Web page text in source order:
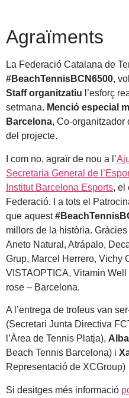
Agraïments
La Federació Catalana de
#BeachTennisBCN6500, vol
Staff organitzatiu l’esforç
setmana. Menció especial
Barcelona, Co-organitzador
del projecte.
I com no, agraïr de nou a l’
Secretaria General de
Institut Barcelona Esports, el
Federació. I a tots el
que aquest
millors de la història.
Aneto Natural, Atrápalo,
Grup, Marcel Herrero, Vichy
VISTAOPTICA, Vitamin
rose – Barcelona.
A l’entrega de trofeus van
(Secretari Junta Directiva
l’Àrea de Tennis Platja), Alba
Beach Tennis Barcelona) i
Representació de XCGroup)
Si desitges més informació